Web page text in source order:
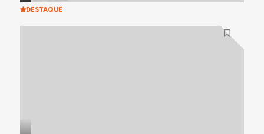
DESTAQUE